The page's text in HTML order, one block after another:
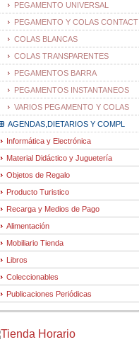
PEGAMENTO UNIVERSAL
PEGAMENTO Y COLAS CONTACT
COLAS BLANCAS
COLAS TRANSPARENTES
PEGAMENTOS BARRA
PEGAMENTOS INSTANTANEOS
VARIOS PEGAMENTO Y COLAS
AGENDAS,DIETARIOS Y COMPL
Informática y Electrónica
Material Didáctico y Juguetería
Objetos de Regalo
Producto Turistico
Recarga y Medios de Pago
Alimentación
Mobiliario Tienda
Libros
Coleccionables
Publicaciones Periódicas